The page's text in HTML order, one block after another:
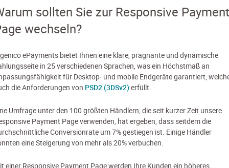
sollten Sie zur Responsive Payment
wechseln?
ePayments bietet Ihnen eine klare, prägnante und dynamische
in 25 verschiedenen Sprachen, was ein Höchstmaß an
für Desktop- und mobile Endgeräte garantiert,
die Anforderungen von PSD2 (3DSv2) erfüllt.
Umfrage unter den 100 größten Händlern, die seit kurzer Zeit unsere
Payment Page verwenden, hat ergeben, dass seitdem die
Conversionrate um 7% gestiegen ist. Einige Händler
eine Steigerung von mehr als 20% verbuchen.
einer Responsive Payment Page werden Ihre Kunden ein höheres